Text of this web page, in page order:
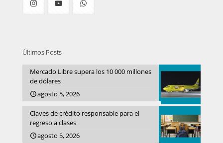
Últimos Posts
Mercado Libre supera los 10 000 millones
de dólares
agosto 5, 2026
Claves de crédito responsable para el
regreso a clases
agosto 5, 2026